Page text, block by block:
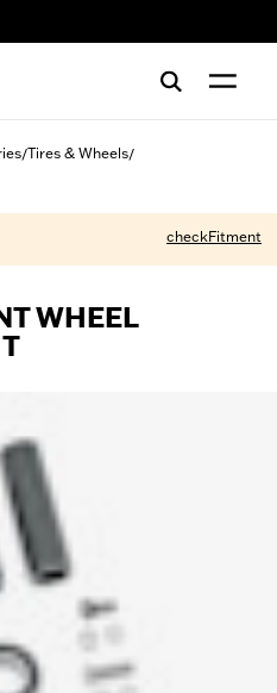
/Tires & Wheels/
checkFitment
WHEEL